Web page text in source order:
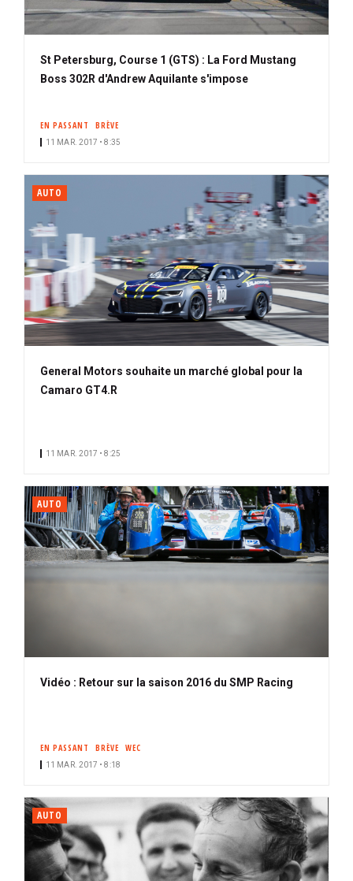
St Petersburg, Course 1 (GTS) : La Ford Mustang
Boss 302R d'Andrew Aquilante s'impose
EN PASSANT BRÈVE
11 MAR. 2017 • 8:35
AUTO
General Motors souhaite un marché global pour la
Camaro GT4.R
11 MAR. 2017 • 8:25
AUTO
Vidéo : Retour sur la saison 2016 du SMP Racing
EN PASSANT BRÈVE WEC
11 MAR. 2017 • 8:18
AUTO